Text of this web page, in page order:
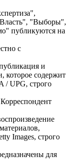
"Выборы",
публикуются на
с
и
которое содержит
/ UPG, строго
Images, строго
для